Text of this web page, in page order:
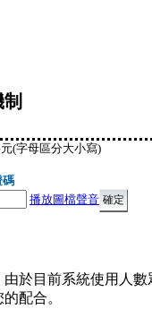
(字母區分大小寫)
碼
播放圖檔聲音
於目前系統使用人
配合。